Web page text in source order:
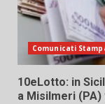
Comunicati
10eLotto: in
a Misilmeri